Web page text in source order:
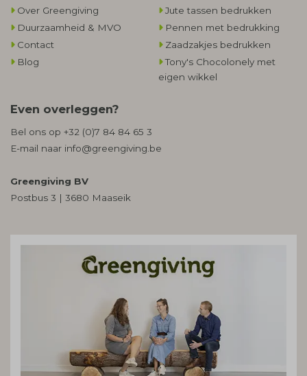
Over Greengiving
Duurzaamheid & MVO
Contact
Blog
Jute tassen bedrukken
Pennen met bedrukking
Zaadzakjes bedrukken
Tony's Chocolonely met
eigen wikkel
Even overleggen?
Bel ons op +32 (0)7 84 84 65 3
E-mail naar info@greengiving.be
Greengiving BV
Postbus 3 | 3680 Maaseik